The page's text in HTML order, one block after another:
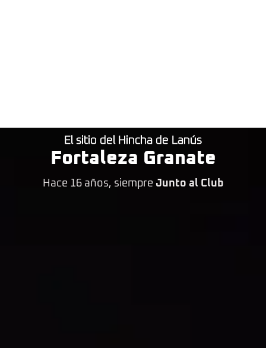
El sitio del Hincha de Lanús
Fortaleza Granate
Hace 16 años, siempre Junto al Club